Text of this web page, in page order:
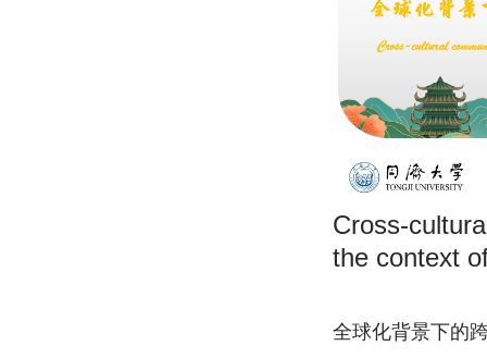
Cross-
the context
全球化背景下的